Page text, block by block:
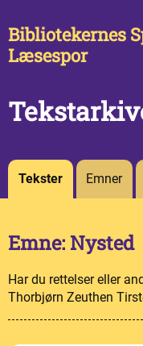
Bibliotekernes
Læsespor
Tekster Emner
Emne: Nysted
Har du rettelser eller
Thorbjørn Zeuthen